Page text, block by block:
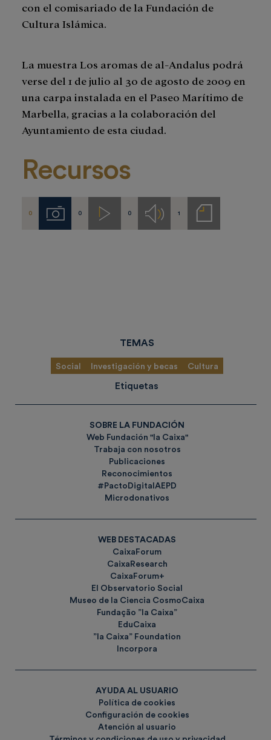
con el comisariado de la Fundación de
Cultura Islámica.
La muestra Los aromas de al-Andalus podrá
verse del 1 de julio al 30 de agosto de 2009 en
una carpa instalada en el Paseo Marítimo de
Marbella, gracias a la colaboración del
Ayuntamiento de esta ciudad.
Recursos
0 Imágenes
0 Videos
0 Audios1
Notas
de
TEMAS
Social Investigación y becas Cultura
Etiquetas
SOBRE LA FUNDACIÓN
Web Fundación "la Caixa"
Trabaja con nosotros
Publicaciones
Reconocimientos
#PactoDigitalAEPD
Microdonativos
WEB DESTACADAS
CaixaForum
CaixaResearch
CaixaForum+
El Observatorio Social
Museo de la Ciencia CosmoCaixa
Fundação ”la Caixa”
EduCaixa
”la Caixa” Foundation
Incorpora
AYUDA AL USUARIO
Política de cookies
Configuración de cookies
Atención al usuario